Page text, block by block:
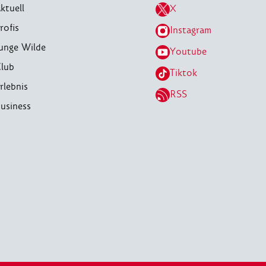
Wilde
X
Instagram
Youtube
Tiktok
RSS